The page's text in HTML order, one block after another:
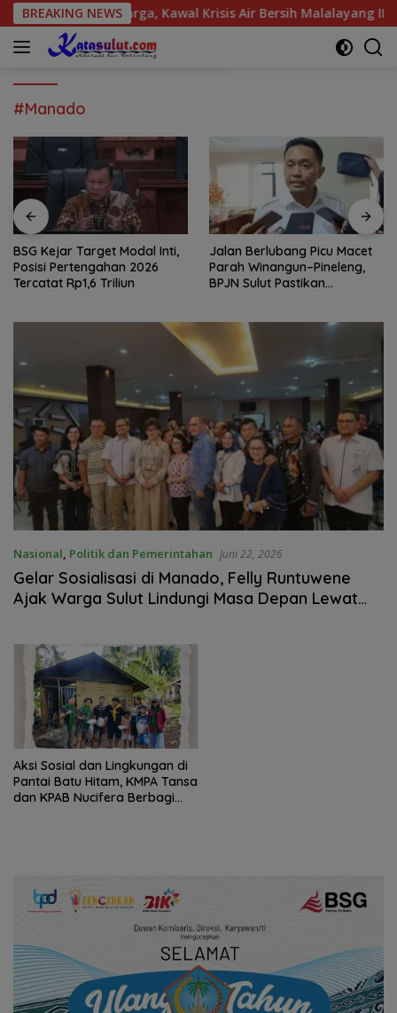
Langsung
ke
konten
BREAKING NEWS
Warga, Kawal Krisis Air Bersih Malalayang II Hingga
#Manado
BSG Kejar Target Modal Inti,
Posisi Pertengahan 2026
Tercatat Rp1,6 Triliun
Jalan Berlubang Picu Macet
Parah Winangun–Pineleng,
BPJN Sulut Pastikan
Nasional, Politik dan Pemerintahan Juni 22, 2026
Gelar Sosialisasi di Manado, Felly Runtuwene
Ajak Warga Sulut Lindungi Masa Depan Lewat
Aksi Sosial dan Lingkungan di
Pantai Batu Hitam, KMPA Tansa
dan KPAB Nucifera Berbagi